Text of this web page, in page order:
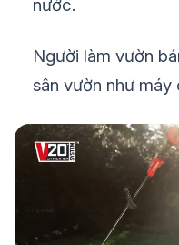
nước.
Người làm vườn
sân vườn như